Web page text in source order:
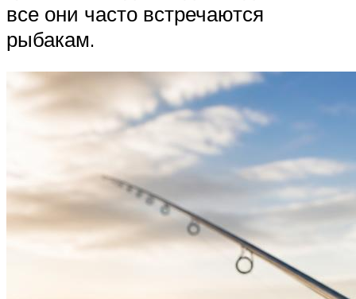
все они часто встречаются
рыбакам.